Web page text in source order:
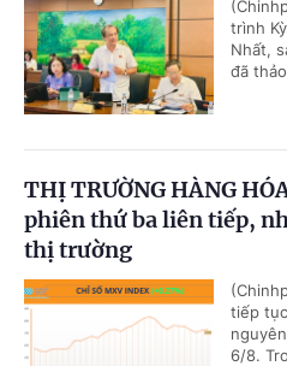
trình
Nhất,
đã
THỊ TRƯỜNG HÀNG
phiên thứ ba liên tiếp,
thị trường
tiếp
6/8.